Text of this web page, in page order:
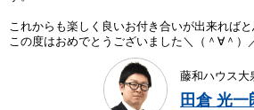
これからも楽しく良いお付き合いが出来ればと
この度はおめでとうございました＼（＾∀＾）
藤和ハウス大
田倉 光一